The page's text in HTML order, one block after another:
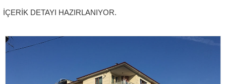
İÇERİK DETAYI HAZIRLANIYOR.